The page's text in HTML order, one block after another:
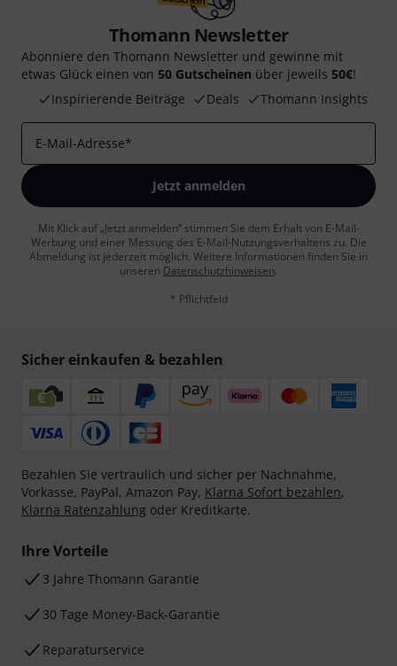
Thomann Newsletter
Abonniere den Thomann Newsletter und gewinne mit
etwas Glück einen von 50 Gutscheinen über jeweils 50€!
Inspirierende Beiträge
Deals Thomann Insights
E-Mail-Adresse*
Jetzt anmelden
Mit Klick auf „Jetzt anmelden“ stimmen Sie dem Erhalt von E-Mail-
Werbung und einer Messung des E-Mail-Nutzungsverhaltens zu. Die
Abmeldung ist jederzeit möglich. Weitere Informationen finden Sie in
unseren Datenschutzhinweisen.
* Pflichtfeld
Sicher einkaufen & bezahlen
Bezahlen Sie vertraulich und sicher per Nachnahme,
Vorkasse, PayPal, Amazon Pay, Klarna Sofort bezahlen,
Klarna Ratenzahlung oder Kreditkarte.
Ihre Vorteile
3 Jahre Thomann Garantie
30 Tage Money-Back-Garantie
Reparaturservice